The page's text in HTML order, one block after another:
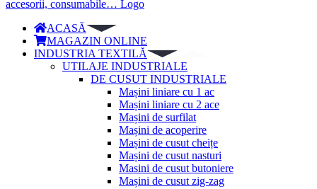
ACASĂ
MAGAZIN ONLINE
INDUSTRIA TEXTILĂ
UTILAJE INDUSTRIALE
DE CUSUT INDUSTRIALE
Mașini liniare cu 1 ac
Mașini liniare cu 2 ace
Mașini de surfilat
Mașini de acoperire
Mașini de cusut cheițe
Mașini de cusut nasturi
Masini de cusut butoniere
Mașini de cusut zig-zag